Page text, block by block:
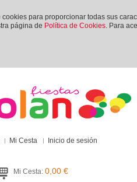
cookies para proporcionar todas sus
página de Política de Cookies. Para
Mi Cesta Inicio de sesión
Mi Cesta: 0,00 €